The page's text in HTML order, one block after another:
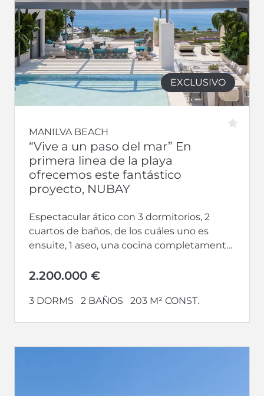
EXCLUSIVO
MANILVA BEACH
“Vive a un paso del mar” En
primera linea de la playa
ofrecemos este fantástico
proyecto, NUBAY
Espectacular ático con 3 dormitorios, 2
cuartos de baños, de los cuáles uno es
ensuite, 1 aseo, una cocina completamente
2.200.000 €
3 DORMS 2 BAÑOS 203 M² CONST.